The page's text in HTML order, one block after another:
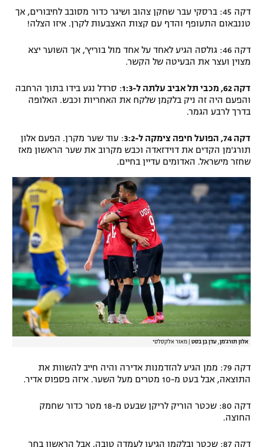
דקה 45: ברסקי עבר שחקן צהוב ושיגר כדור מסובב לחיבורים, אך
טננבאום התעופף והדף עם קצות האצבעות לקרן. איזו הצלה!
דקה 46: גולסה הגיע לאחד על אחד מול בוריץ', אך השוער יצא
מצוין ועצר את הבעיטה של הקשר.
דקה 62, מכבי תל אביב עלתה ל-1:3
: סרדל נגע בידו בתוך הרחבה
והפעם היה זה ניק בלקמן שלקח את האחריות וכבש. האלופה
בדרך לרבע הגמר.
דקה 74, הפועל חיפה צימקה ל-3:2
: עוד שער מקרן. הפעם אלון
תורג'מן הקדים את דוידזאדה וכבש מקרוב את שער הראשון מאז
שחזר מישראל. האדומים עדיין בחיים.
אלון תורג'מן, עדן בן בסט מאור אלקסלסי
דקה 79: ממן הגיע להזדמנות אדירה והיה חייב להשוות את
התוצאה, אבל בעט מ-10 מטרים מעל השער. איזה פספוס אדיר.
דקה 80: שכטר הוריק לריקן שבעט מ-18 מטר כדור שחמק
החוצה.
דקה 87: שכטר ובלקמן הגיעו לעמדה טובה, אבל הראשון בחר